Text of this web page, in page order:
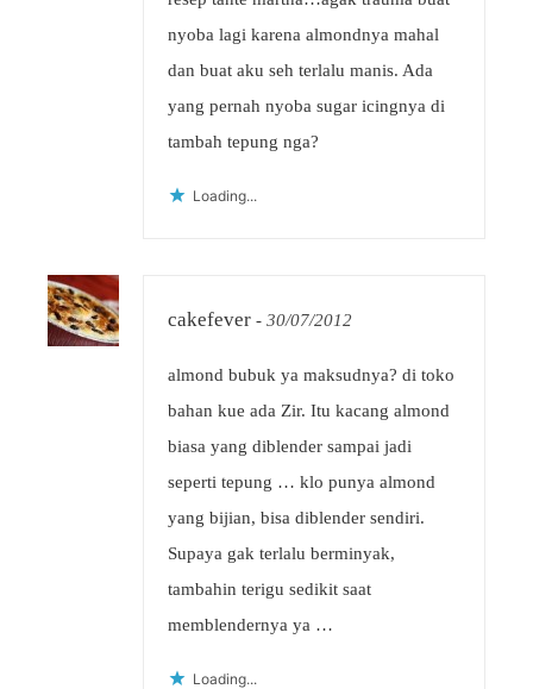
nyoba lagi karena almondnya mahal
dan buat aku seh terlalu manis. Ada
yang pernah nyoba sugar icingnya di
tambah tepung nga?
Loading...
cakefever - 30/07/2012
almond bubuk ya maksudnya? di toko
bahan kue ada Zir. Itu kacang almond
biasa yang diblender sampai jadi
seperti tepung … klo punya almond
yang bijian, bisa diblender sendiri.
Supaya gak terlalu berminyak,
tambahin terigu sedikit saat
memblendernya ya …
Loading...